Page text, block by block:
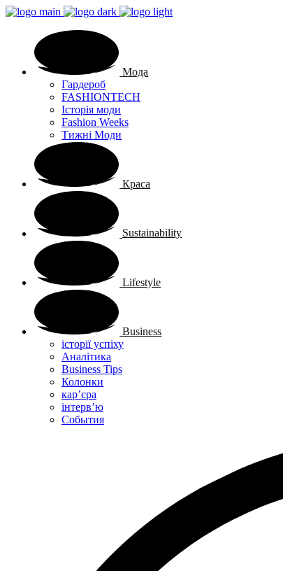
Мода
Гардероб
FASHIONTECH
Історія моди
Fashion Weeks
Тижні Моди
Краса
Sustainability
Lifestyle
Business
історії успіху
Аналітика
Business Tips
Колонки
кар’єра
інтерв’ю
Cобытия